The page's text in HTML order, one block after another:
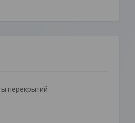
перекрытий